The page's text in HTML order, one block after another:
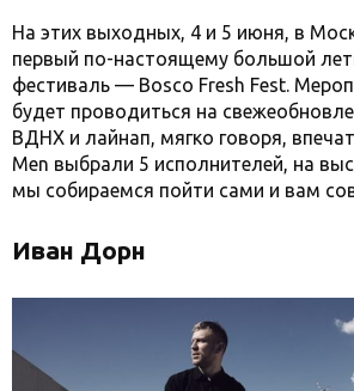
На этих выходных, 4 и 5 июня, в
первый по-настоящему большой
фестиваль — Bosco Fresh Fest.
будет проводиться на
ВДНХ и лайнап, мягко говоря,
Men выбрали 5 исполнителей, на
мы собираемся пойти сами и вам
Иван Дорн